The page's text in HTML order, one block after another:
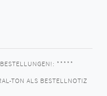
*****
TON ALS BESTELLNOTIZ